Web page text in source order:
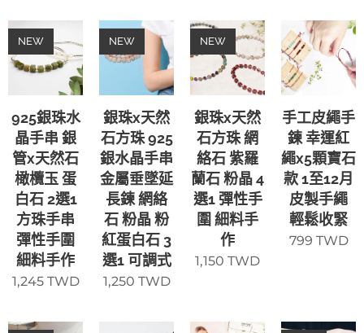
925銀珠水
晶手串 銀
管x天然石
橄欖玉 蛋
白石 2選1
方珠手串
彈性手圍
細料手作
NEW
1,245TWD
銀珠x天然
石方珠 925
銀水晶手串
金屬垂墜延
長鍊 網絡
石 粉晶 粉
紅蛋白石 3
選1 可調式
NEW
1,250 TWD
銀珠x天然
石方珠 網
絡石 紫羅
蘭石 粉晶 4
選1 彈性手
圍 細料手
作
NEW
1,150 TWD
手工皮繩手
鍊 幸運紅
繩x5顆寶石
款 1至12月
皮製手繩
輕鬆收緊
799 TWD